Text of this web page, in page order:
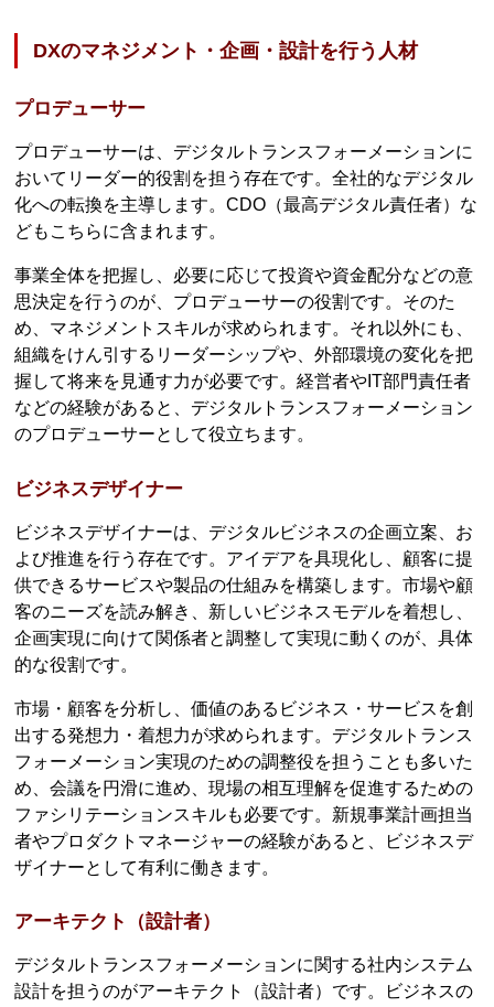
DXのマネジメント・企画・設計を行う人材
プロデューサー
プロデューサーは、デジタルトランスフォーメーションに
おいてリーダー的役割を担う存在です。全社的なデジタル
化への転換を主導します。CDO（最高デジタル責任者）な
どもこちらに含まれます。
事業全体を把握し、必要に応じて投資や資金配分などの意
思決定を行うのが、プロデューサーの役割です。そのた
め、マネジメントスキルが求められます。それ以外にも、
組織をけん引するリーダーシップや、外部環境の変化を把
握して将来を見通す力が必要です。経営者やIT部門責任者
などの経験があると、デジタルトランスフォーメーション
のプロデューサーとして役立ちます。
ビジネスデザイナー
ビジネスデザイナーは、デジタルビジネスの企画立案、お
よび推進を行う存在です。アイデアを具現化し、顧客に提
供できるサービスや製品の仕組みを構築します。市場や顧
客のニーズを読み解き、新しいビジネスモデルを着想し、
企画実現に向けて関係者と調整して実現に動くのが、具体
的な役割です。
市場・顧客を分析し、価値のあるビジネス・サービスを創
出する発想力・着想力が求められます。デジタルトランス
フォーメーション実現のための調整役を担うことも多いた
め、会議を円滑に進め、現場の相互理解を促進するための
ファシリテーションスキルも必要です。新規事業計画担当
者やプロダクトマネージャーの経験があると、ビジネスデ
ザイナーとして有利に働きます。
アーキテクト（設計者）
デジタルトランスフォーメーションに関する社内システム
設計を担うのがアーキテクト（設計者）です。ビジネスの